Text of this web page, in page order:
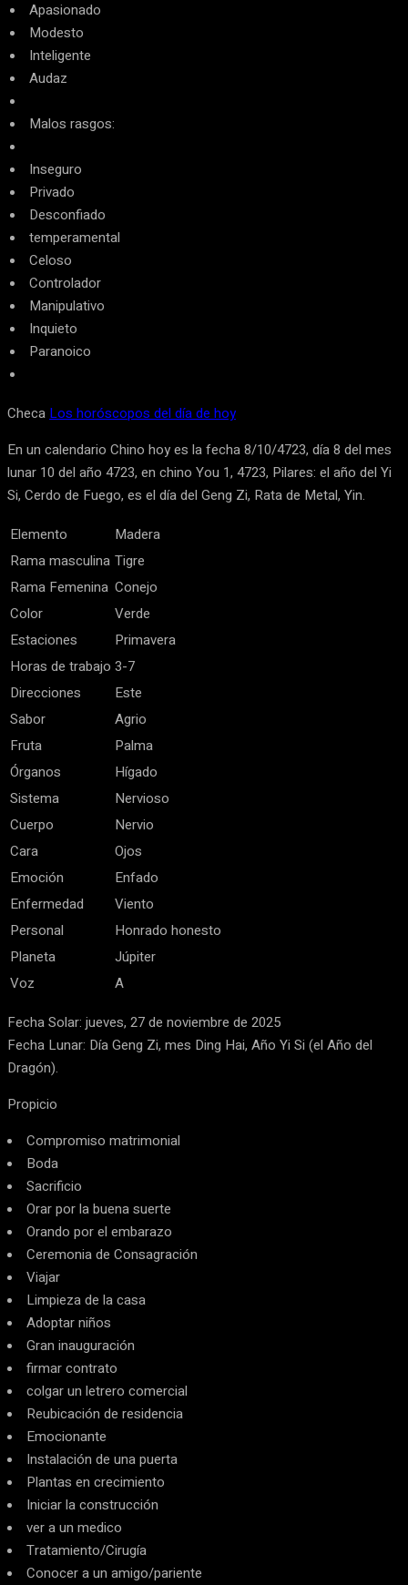
Apasionado
Modesto
Inteligente
Audaz
Malos rasgos:
Inseguro
Privado
Desconfiado
temperamental
Celoso
Controlador
Manipulativo
Inquieto
Paranoico
Checa Los horóscopos del día de hoy
En un calendario Chino hoy es la fecha 8/10/4723, día 8 del mes
lunar 10 del año 4723, en chino You 1, 4723, Pilares: el año del Yi
Si, Cerdo de Fuego, es el día del Geng Zi, Rata de Metal, Yin.
Elemento
Madera
Rama masculina Tigre
Rama Femenina Conejo
Color
Verde
Estaciones
Primavera
Horas de trabajo 3-7
Direcciones
Este
Sabor
Agrio
Fruta
Palma
Órganos
Hígado
Sistema
Nervioso
Cuerpo
Nervio
Cara
Ojos
Emoción
Enfado
Enfermedad
Viento
Personal
Honrado honesto
Planeta
Júpiter
Voz
A
Fecha Solar: jueves, 27 de noviembre de 2025
Fecha Lunar: Día Geng Zi, mes Ding Hai, Año Yi Si (el Año del
Dragón).
Propicio
Compromiso matrimonial
Boda
Sacrificio
Orar por la buena suerte
Orando por el embarazo
Ceremonia de Consagración
Viajar
Limpieza de la casa
Adoptar niños
Gran inauguración
firmar contrato
colgar un letrero comercial
Reubicación de residencia
Emocionante
Instalación de una puerta
Plantas en crecimiento
Iniciar la construcción
ver a un medico
Tratamiento/Cirugía
Conocer a un amigo/pariente